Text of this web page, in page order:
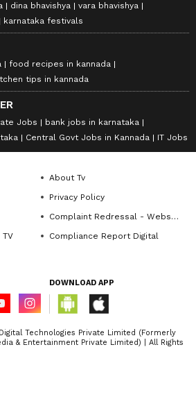
dina bhavishya
vara bhavishya
karnataka festivals
food recipes in kannada
tips in kannada
Jobs
bank jobs in karnataka
Central Govt Jobs in Kannada IT Jobs
About Tv
Privacy Policy
Complaint Redressal - Website
Compliance Report Digital
DOWNLOAD APP
Technologies Private Limited (Formerly
& Entertainment Private Limited) | All Rights